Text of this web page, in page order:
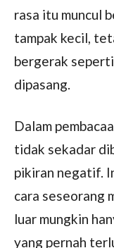
rasa itu muncul
tampak kecil,
bergerak seperti
dipasang.
Dalam
tidak sekadar
pikiran negatif.
cara seseorang
luar mungkin
yang pernah